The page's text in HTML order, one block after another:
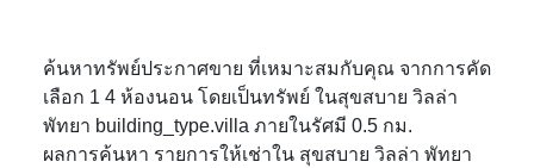
ค้นหาทรัพย์ประกาศขาย ที่เหมาะสมกับคุณ จากการคัด
เลือก 1 4 ห้องนอน โดยเป็นทรัพย์ ในสุขสบาย วิลล่า
พัทยา building_type.villa ภายในรัศมี 0.5 กม.
ผลการค้นหา รายการให้เช่าใน สุขสบาย วิลล่า พัทยา